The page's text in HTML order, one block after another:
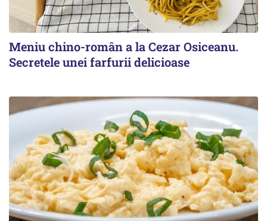
Meniu chino-român a la Cezar Osiceanu.
Secretele unei farfurii delicioase